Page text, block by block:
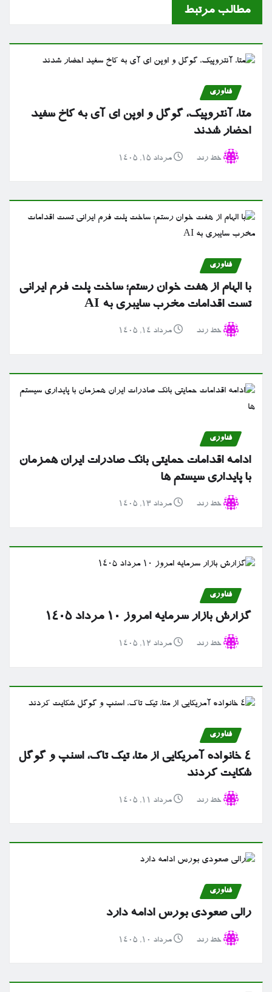
مطالب مرتبط
فناوری
متا، آنتروپیک، گوگل و اوپن ای آی به کاخ سفید
احضار شدند
خط رند مرداد ۱۵, ۱۴۰۵
فناوری
با الهام از هفت خوان رستم؛ ساخت پلت فرم ایرانی
تست اقدامات مخرب سایبری به AI
خط رند مرداد ۱۴, ۱۴۰۵
فناوری
ادامه اقدامات حمایتی بانک صادرات ایران همزمان
با پایداری سیستم ها
خط رند مرداد ۱۳, ۱۴۰۵
فناوری
گزارش بازار سرمایه امروز ۱۰ مرداد ۱۴۰۵
خط رند مرداد ۱۲, ۱۴۰۵
فناوری
۴ خانواده آمریکایی از متا، تیک تاک، اسنپ و گوگل
شکایت کردند
خط رند مرداد ۱۱, ۱۴۰۵
فناوری
رالی صعودی بورس ادامه دارد
خط رند مرداد ۱۰, ۱۴۰۵